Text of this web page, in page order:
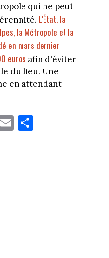
qui ne peut
L'État, la
la Métropole et la
en mars dernier
euros afin d'éviter
du lieu. Une
en attendant
E
m
Pa